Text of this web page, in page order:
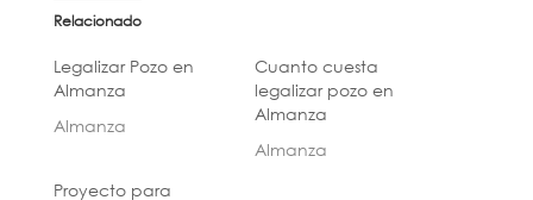
Relacionado
Legalizar Pozo en
Almanza
Almanza
Cuanto cuesta
legalizar pozo en
Almanza
Almanza
Proyecto para